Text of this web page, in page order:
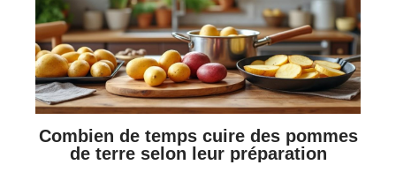
Combien de temps cuire des pommes
de terre selon leur préparation